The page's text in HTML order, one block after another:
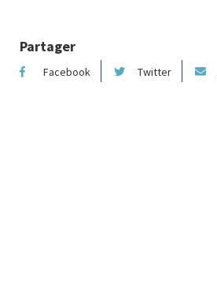
Partager
Facebook Twitter